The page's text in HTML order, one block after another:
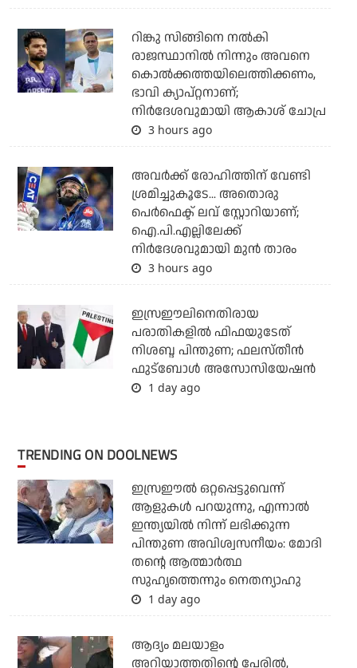
റിങ്കു സിങ്ങിനെ നൽകി
രാജസ്ഥാനിൽ നിന്നും അവനെ
കൊൽ‌ക്കത്തയിലെത്തിക്കണം,
ഭാവി ക്യാപ്റ്റനാണ്;
നിർദേശവുമായി ആകാശ് ചോപ്ര
3 hours ago
അവർക്ക് രോഹിത്തിന് വേണ്ടി
ശ്രമിച്ചുകൂടേ... അതൊരു
പെർഫെക്ട് ലവ് സ്റ്റോറിയാണ്;
ഐ.പി.എല്ലിലേക്ക്
നിർദേശവുമായി മുൻ താരം
3 hours ago
ഇസ്രഈലിനെതിരായ
പരാതികളില്‍ ഫിഫയുടേത്
നിശബ്ദ പിന്തുണ; ഫലസ്തീന്‍
ഫുട്‌ബോള്‍ അസോസിയേഷന്‍
1 day ago
TRENDING ON DOOLNEWS
ഇസ്രഈല്‍ ഒറ്റപ്പെട്ടുവെന്ന്
ആളുകള്‍ പറയുന്നു, എന്നാല്‍
ഇന്ത്യയില്‍ നിന്ന് ലഭിക്കുന്ന
പിന്തുണ അവിശ്വസനീയം: മോദി
തന്റെ ആത്മാര്‍ത്ഥ
സുഹൃത്തെന്നും നെതന്യാഹു
1 day ago
ആദ്യം മലയാളം
അറിയാത്തതിന്റെ പേരില്‍,